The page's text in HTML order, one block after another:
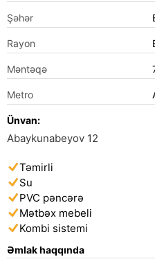
Şəhər
Rayon
Məntəqə
Metro
Ünvan:
Abaykunabeyov 12
Təmirli
Su
PVC pəncərə
Mətbəx mebeli
Kombi sistemi
Əmlak haqqında